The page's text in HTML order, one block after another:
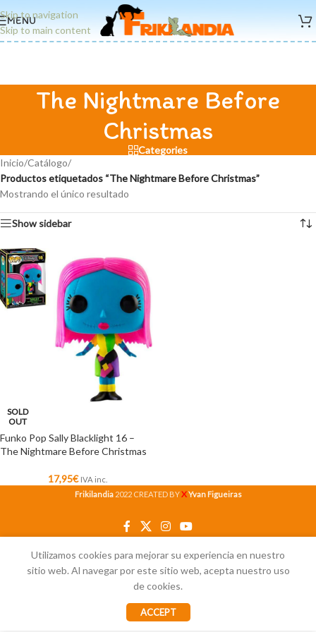
Skip to navigation
Skip to main content
MENU
The Nightmare Before
Christmas
Categories
Inicio/Catálogo/
Productos etiquetados “The Nightmare Before Christmas”
Mostrando el único resultado
Show sidebar
SOLD
OUT
Funko Pop Sally Blacklight 16 –
The Nightmare Before Christmas
17,95€ IVA inc.
Frikilandia 2022 CREATED BYXYvan Figueiras
Utilizamos cookies para mejorar su experiencia en nuestro
sitio web. Al navegar por este sitio web, acepta nuestro uso
de cookies.
ACCEPT